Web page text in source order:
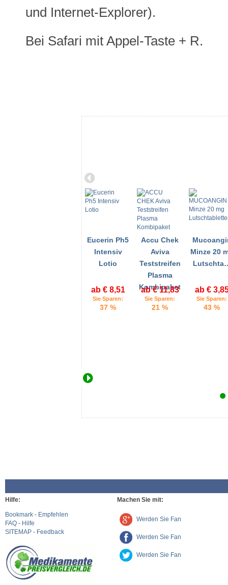
und Internet-Explorer).
Bei Safari mit Appel-Taste + R.
Eucerin Ph5
Intensiv
Lotio
ab € 8,51
Sie Sparen:
37 %
Accu Chek
Aviva
Teststreifen
Plasma
Kombipaket
ab € 11,83
Sie Sparen:
21 %
Minze 20
ab €
Sie Sparen:
43 %
Hilfe:
Bookmark - Empfehlen
FAQ - Hilfe
SITEMAP - Feedback
Machen Sie mit:
Werden Sie Fan
Werden Sie Fan
Werden Sie Fan